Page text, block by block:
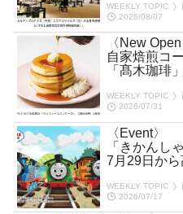
WEEKLY TOPIC
2026/08/07
〈New Open
自家焙煎コ
「髙木珈琲
WEEKLY TOPIC
2026/07/31
〈Event〉
「きかんし
7月29日か
WEEKLY TOPIC
2026/07/17